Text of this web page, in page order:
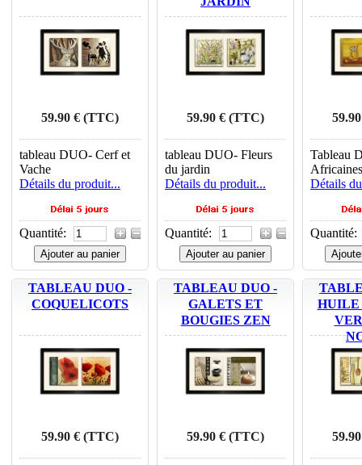
59.90 € (TTC)
tableau DUO- Cerf et
Vache
Détails du produit...
Quantité:
Ajouter au panier
59.90 € (TTC)
tableau DUO- Fleurs
du jardin
Détails du produit...
Quantité:
Ajouter au panier
Tableau
Détails
Quantité:
TABLEAU DUO -
COQUELICOTS
59.90 € (TTC)
TABLEAU DUO -
GALETS ET
BOUGIES ZEN
59.90 € (TTC)
HUILE